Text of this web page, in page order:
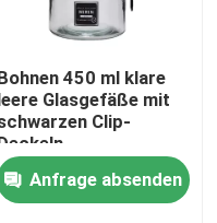
450 ml klare
Glasgefäße mit
Clip-
Anfrage absenden